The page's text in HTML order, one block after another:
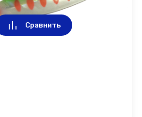
Сравнить